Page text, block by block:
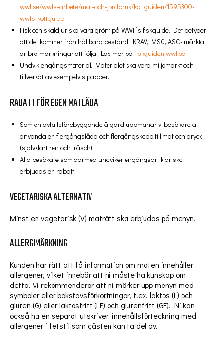
wwf.se/wwfs-arbete/mat-och-jordbruk/kottguiden/1595300-
wwfs-kottguide
Fisk och skaldjur ska vara grönt på WWF ́s fiskguide. Det betyder
att det kommer från hållbara bestånd. KRAV, MSC, ASC- märkta
är bra märkningar att följa. Läs mer på fiskguiden.wwf.se.
Undvik engångsmaterial. Materialet ska vara miljömärkt och
tillverkat av exempelvis papper.
RABATT FÖR EGEN MATLÅDA
Som en avfallsförebyggande åtgärd uppmanar vi besökare att
använda en flergångslåda och flergångskopp till mat och dryck
(självklart ren och fräsch).
Alla besökare som därmed undviker engångsartiklar ska
erbjudas en rabatt.
VEGETARISKA ALTERNATIV
Minst en vegetarisk (V) maträtt ska erbjudas på menyn.
ALLERGIMÄRKNING
Kunden har rätt att få information om maten innehåller
allergener, vilket innebär att ni måste ha kunskap om
detta. Vi rekommenderar att ni märker upp menyn med
symboler eller bokstavsförkortningar, t.ex. laktos (L) och
gluten (G) eller laktosfritt (LF) och glutenfritt (GF). Ni kan
också ha en separat utskriven innehållsförteckning med
allergener i fetstil som gästen kan ta del av.